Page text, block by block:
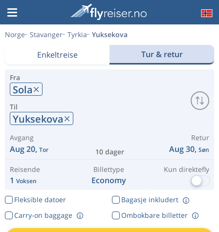
Norge Stavanger Tyrkia Yuksekova
Enkeltreise Tur & retur
Fra
Sola
Til
Yuksekova
Avgang
Aug 20, Tor 10 dager
Retur
Aug 30, Søn
Reisende
1 Voksen
Billettype
Economy
Kun direktefly
Fleksible datoer
Bagasje inkludert
Ombokbare billetter
Carry-on baggage